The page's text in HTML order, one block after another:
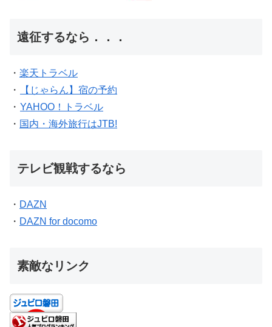
遠征するなら．．．
・ 楽天トラベル
・
【じゃらん】宿の予約
・ YAHOO！トラベル
・ 国内・海外旅行はJTB!
テレビ観戦するなら
・ DAZN
・ DAZN for docomo
素敵なリンク